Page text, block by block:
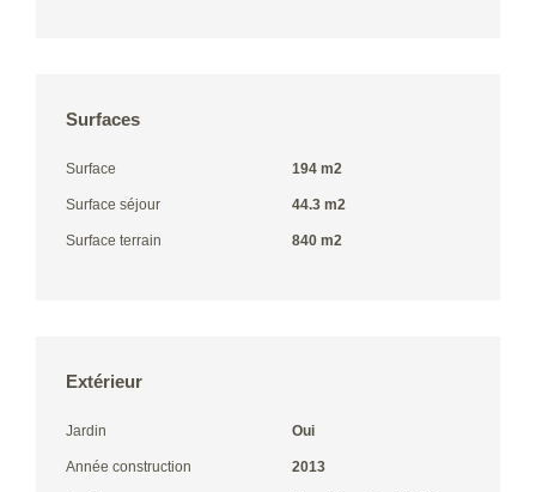
Surfaces
Surface 194 m2
Surface séjour 44.3 m2
Surface terrain 840 m2
Extérieur
Jardin Oui
Année construction 2013